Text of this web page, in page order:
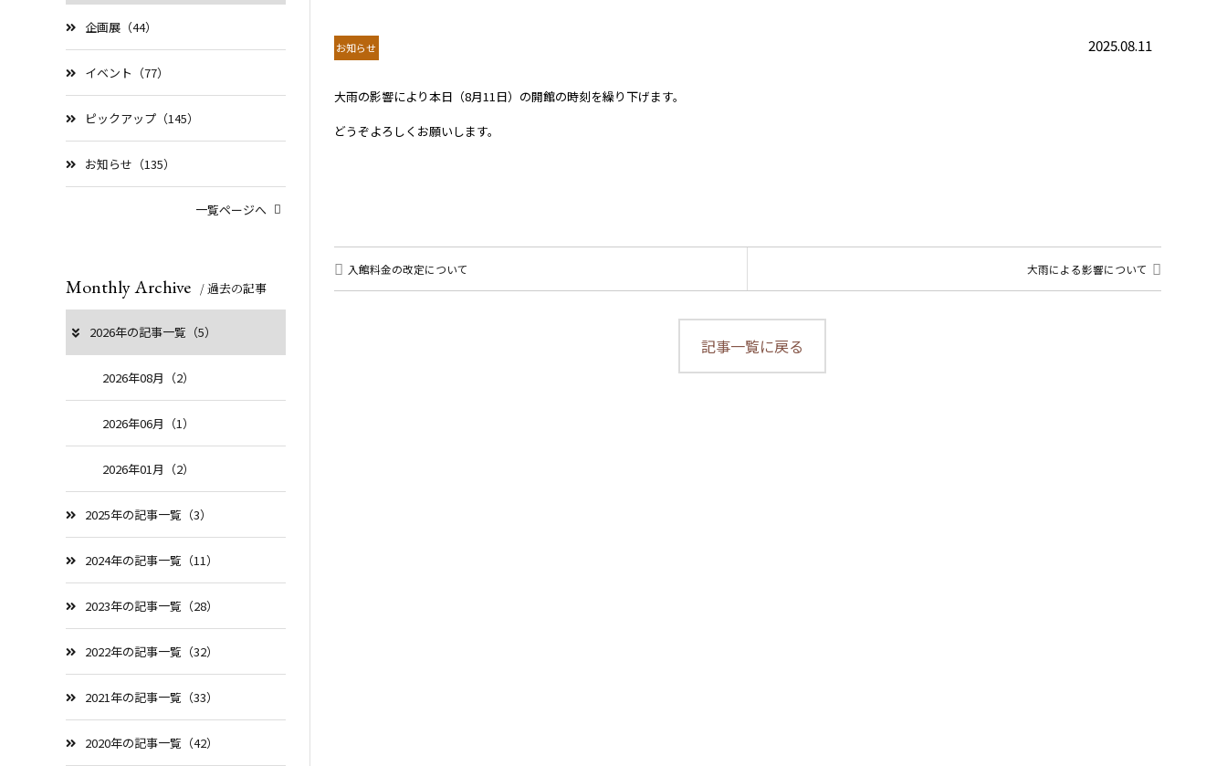
企画展（44）
イベント（77）
ピックアップ（145）
お知らせ（135）
一覧ページへ
Monthly Archive / 過去の記事
2026年の記事一覧（5）
2026年08月（2）
2026年06月（1）
2026年01月（2）
2025年の記事一覧（3）
2024年の記事一覧（11）
2023年の記事一覧（28）
2022年の記事一覧（32）
2021年の記事一覧（33）
2020年の記事一覧（42）
2025.08.11
お知らせ
大雨の影響により本日（8月11日）の開館の時刻を繰り下げます。
どうぞよろしくお願いします。
入館料金の改定について 大雨による影響について
記事一覧に戻る